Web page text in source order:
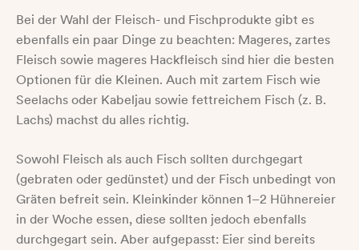
Bei der Wahl der Fleisch- und Fischprodukte gibt es
ebenfalls ein paar Dinge zu beachten: Mageres, zartes
Fleisch sowie mageres Hackfleisch sind hier die besten
Optionen für die Kleinen. Auch mit zartem Fisch wie
Seelachs oder Kabeljau sowie fettreichem Fisch (z. B.
Lachs) machst du alles richtig.
Sowohl Fleisch als auch Fisch sollten durchgegart
(gebraten oder gedünstet) und der Fisch unbedingt von
Gräten befreit sein. Kleinkinder können 1–2 Hühnereier
in der Woche essen, diese sollten jedoch ebenfalls
durchgegart sein. Aber aufgepasst: Eier sind bereits